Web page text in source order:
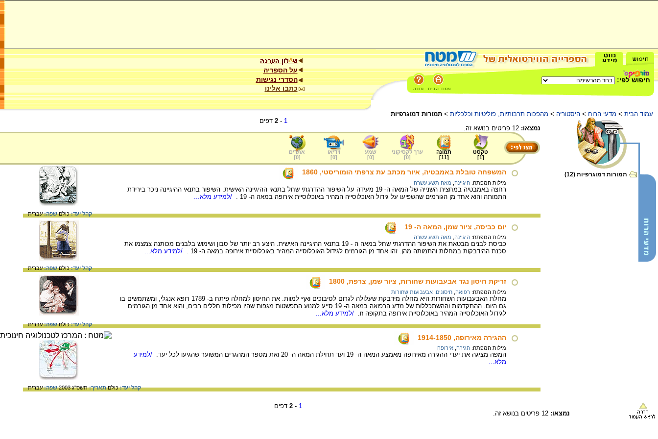
חיפוש לפי:
על הספריה
הסדרי נגישות
כתבו אלינו
עמוד הבית > מדעי הרוח > היסטוריה > מהפכות תרבותיות, פוליטיות וכלכליות > תמורות דמוגרפיות
תמורות דמוגרפיות (12)
1
-
2 דפים
נמצאו:
טקסט
[
1
]
תמונה
[
11
]
ערך לקסיקוני
[
0
]
שמע
[
0
]
וידיאו
[
0
]
אתרים
[
0
]
המשפחה טובלת באמבטיה, איור מכתב עת צרפתי הומוריסטי, 1860
מילות המפתח: היגיינה מאה תשע עשרה
רחצה באמבטיה במחצית השנייה של המאה ה- 19 מעידה על השיפור ההדרגתי שחל בתנאי ההיגיינה האישית. השיפור בתנאי ההיגיינה ניכר בירידת
התמותה והוא אחד מן הגורמים שהשפיעו על גידול האוכלוסייה המהיר באוכלוסיית אירופה במאה ה- 19 .
/למידע מלא...
קהל יעד:כולםשפה:עברית
יום כביסה, ציור שמן, המאה ה- 19
מילות המפתח: היגיינה מאה תשע עשרה
כביסת לבנים מבטאת את השיפור ההדרגתי שחל במאה ה - 19 בתנאי ההיגיינה האישית. היצע רב יותר של סבון ושימוש בלבנים מכותנה צמצמו את
סכנת ההידבקות במחלות והתמותה מהן. זהו אחד מן הגורמים לגידול האוכלוסייה המהיר באוכלוסיית אירופה במאה ה- 19 .
/למידע מלא...
קהל יעד:כולםשפה:עברית
זריקת חיסון נגד אבעבועות שחורות, ציור שמן, צרפת, 1800
מילות המפתח: רפואה חיסונים אבעבועות שחורות
מחלת האבעבועות השחורות היא מחלה מידבקת שעלולה לגרום לסיבוכים ואף למוות. את החיסון למחלה פיתח ב- 1789 רופא אנגלי, ומשתמשים בו
גם היום. ההתקדמות וההשתכללות של מדע הרפואה במאה ה- 19 סייע למנוע התפשטות מגפות שהיו מפילות חללים רבים, והוא אחד מן הגורמים
לגידול האוכלוסייה המהיר באוכלוסיית אירופה בתקופה זו.
/למידע מלא...
קהל יעד:כולםשפה:עברית
ההגירה מאירופה, 1914-1850
מילות המפתח: הגירה אירופה
המפה מציגה את יעדי ההגירה מאירופה מאמצע המאה ה- 19 ועד תחילת המאה ה- 20 ואת מספר המהגרים המשוער שהגיעו לכל יעד.
/למידע
מלא...
קהל יעד:כולםתאריך:תשס"ג 2003 שפה:עברית
1
-
2 דפים
נמצאו: